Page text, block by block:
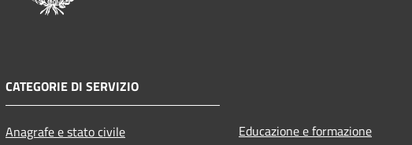
CATEGORIE DI SERVIZIO
Anagrafe e stato civile
Educazione e formazione